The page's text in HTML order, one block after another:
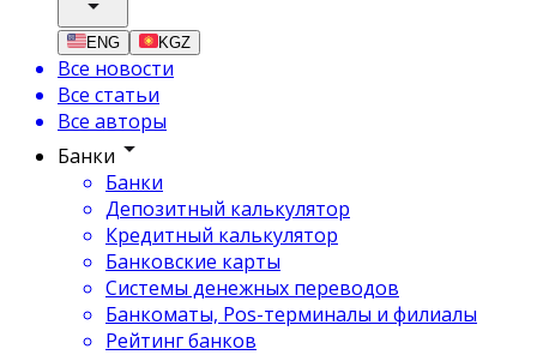
ENG KGZ
Все новости
Все статьи
Все авторы
Банки
Банки
Депозитный калькулятор
Кредитный калькулятор
Банковские карты
Системы денежных переводов
Банкоматы, Pos-терминалы и филиалы
Рейтинг банков